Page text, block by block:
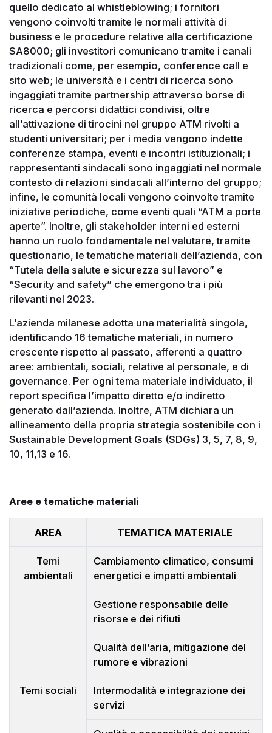
quello dedicato al whistleblowing; i fornitori
vengono coinvolti tramite le normali attività di
business e le procedure relative alla certificazione
SA8000; gli investitori comunicano tramite i canali
tradizionali come, per esempio, conference call e
sito web; le università e i centri di ricerca sono
ingaggiati tramite partnership attraverso borse di
ricerca e percorsi didattici condivisi, oltre
all’attivazione di tirocini nel gruppo ATM rivolti a
studenti universitari; per i media vengono indette
conferenze stampa, eventi e incontri istituzionali; i
rappresentanti sindacali sono ingaggiati nel normale
contesto di relazioni sindacali all’interno del gruppo;
infine, le comunità locali vengono coinvolte tramite
iniziative periodiche, come eventi quali “ATM a porte
aperte”. Inoltre, gli stakeholder interni ed esterni
hanno un ruolo fondamentale nel valutare, tramite
questionario, le tematiche materiali dell’azienda, con
“Tutela della salute e sicurezza sul lavoro” e
“Security and safety” che emergono tra i più
rilevanti nel 2023.
L’azienda milanese adotta una materialità singola,
identificando 16 tematiche materiali, in numero
crescente rispetto al passato, afferenti a quattro
aree: ambientali, sociali, relative al personale, e di
governance. Per ogni tema materiale individuato, il
report specifica l’impatto diretto e/o indiretto
generato dall’azienda. Inoltre, ATM dichiara un
allineamento della propria strategia sostenibile con i
Sustainable Development Goals (SDGs) 3, 5, 7, 8, 9,
10, 11,13 e 16.
Aree e tematiche materiali
AREA TEMATICA MATERIALE
Temi
ambientali
Cambiamento climatico, consumi
energetici e impatti ambientali
Gestione responsabile delle
risorse e dei rifiuti
Qualità dell’aria, mitigazione del
rumore e vibrazioni
Temi sociali
Intermodalità e integrazione dei
servizi